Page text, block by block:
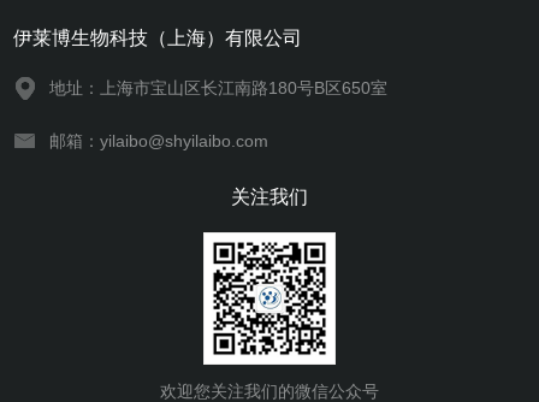
伊莱博生物科技（上海）有限公司
地址：上海市宝山区长江南路180号B区650室
邮箱：yilaibo@shyilaibo.com
关注我们
欢迎您关注我们的微信公众号